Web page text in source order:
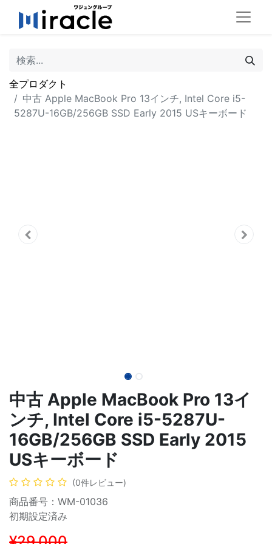
全プロダクト
中古 Apple MacBook Pro 13インチ, Intel Core i5-
5287U-16GB/256GB SSD Early 2015 USキーボード
中古 Apple MacBook Pro 13イ
ンチ, Intel Core i5-5287U-
16GB/256GB SSD Early 2015
USキーボード
(0件レビュー)
商品番号：WM-01036
初期設定済み